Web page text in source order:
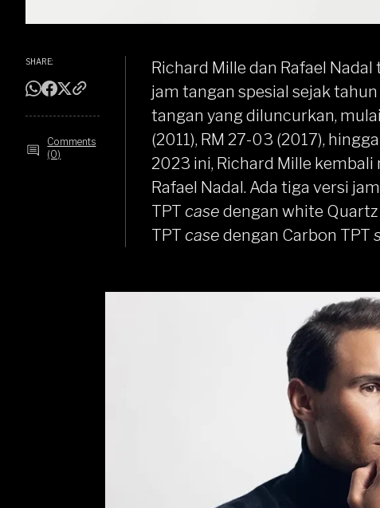
SHARE:
Comments
(0)
Richard Mille dan Rafael
jam tangan spesial sejak
tangan yang diluncurkan,
(2011), RM 27-03 (2017),
2023 ini, Richard Mille
Rafael Nadal. Ada tiga versi
TPT case dengan white Quartz
TPT case dengan Carbon TPT